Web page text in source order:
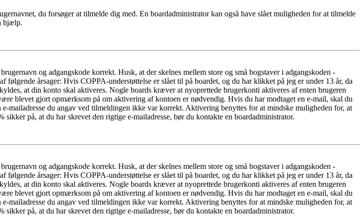
du forsøger at tilmelde dig med. En boardadministrator kan også have slået muligheden for at tilmelde
hjælp.
og adgangskode korrekt. Husk, at der skelnes mellem store og små bogstaver i adgangskoden -
årsager: Hvis COPPA-understøttelse er slået til på boardet, og du har klikket på jeg er under 13 år, da
at din konto skal aktiveres. Nogle boards kræver at nyoprettede brugerkonti aktiveres af enten brugeren
blevet gjort opmærksom på om aktivering af kontoen er nødvendig. Hvis du har modtaget en e-mail, skal du
mailadresse du angav ved tilmeldingen ikke var korrekt. Aktivering benyttes for at mindske muligheden for, at
på, at du har skrevet den rigtige e-mailadresse, bør du kontakte en boardadministrator.
og adgangskode korrekt. Husk, at der skelnes mellem store og små bogstaver i adgangskoden -
årsager: Hvis COPPA-understøttelse er slået til på boardet, og du har klikket på jeg er under 13 år, da
at din konto skal aktiveres. Nogle boards kræver at nyoprettede brugerkonti aktiveres af enten brugeren
blevet gjort opmærksom på om aktivering af kontoen er nødvendig. Hvis du har modtaget en e-mail, skal du
mailadresse du angav ved tilmeldingen ikke var korrekt. Aktivering benyttes for at mindske muligheden for, at
på, at du har skrevet den rigtige e-mailadresse, bør du kontakte en boardadministrator.